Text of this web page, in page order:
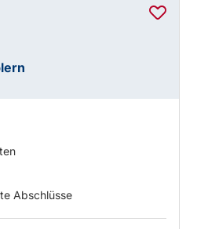
Abschlüsse